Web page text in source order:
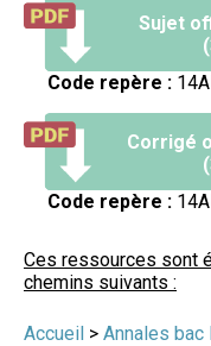
Sujet
Code repère :
Corrigé
Code repère :
Ces ressources sont
chemins suivants :
Accueil > Annales bac